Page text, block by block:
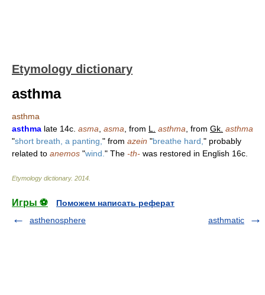
Etymology dictionary
asthma
asthma
asthma late 14c. asma asma , from L. asthma , from Gk. asthma
"short breath, a panting, " from azein "breathe hard, " probably
related to anemos "wind. " The -th- was restored in English 16c.
Etymology dictionary. 2014
Игры ⚽
Поможем написать реферат
asthenosphere
asthmatic